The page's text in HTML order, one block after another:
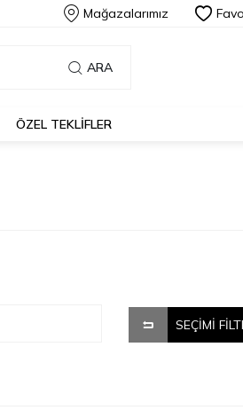
Mağazalarımız
ARA
ÖZEL TEKLIFLER
SEÇIMI